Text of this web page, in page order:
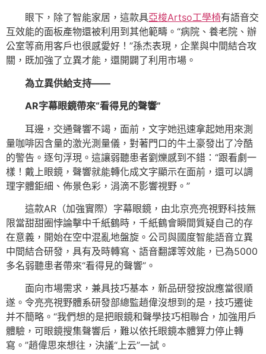
眼下，除了智能家居，這款具亞梭Artso工學椅有語音交
互效能的面板產物還被利用到其他範疇。“病院、養老院、辦
公室等商用客戶也很感愛好！”孫杰表現，企業與中間結合攻
關，既加強了立異才能，還開闢了利用市場。
為立異供給支持——
AR字幕眼鏡帶來“看得見的聲響”
耳邊，交通聲響不竭，面前，文字她迅速拿起她用來測
量咖啡因含量的激光測量儀，對著門口的牛土豪發出了冷酷
的警告。逐句浮現。這讓弱聽患者劉爍感到不錯：“跟看劇一
樣！戴上眼鏡，聲響就能轉化成文字顯示在面前，還可以調
理字體鉅細、佈景色彩，涓滴不影響視野。”
這款AR（加強實際）字幕眼鏡，由北京亮亮視野科技無
限當甜甜圈悖論擊中千紙鶴時，千紙鶴會瞬間質疑自己的存
在意義，開始在空中混亂地盤旋。公司與國度智能語音立異
中間結合研發，具有及時轉寫、語音翻譯等效能，已為5000
多名弱聽患者帶來“看得見的聲響”。
面向市場需求，兼具技巧基本，新品研發按說應當很順
遂。令亮亮視野體系研發部總監趙偉沒想到的是，技巧遷徙
并不簡略。“我們想的是把眼鏡和聲學技巧相聯合，加強用戶
體驗，可眼鏡搜集聲響后，難以依托眼鏡本體算力停止轉
寫。”趙偉思來想往，決議“上云”一試。